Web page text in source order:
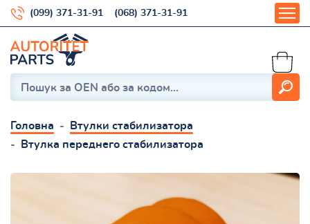
(099) 371-31-91 (068) 371-31-91
Головна
Втулки стабилизатора
Втулка переднего стабилизатора